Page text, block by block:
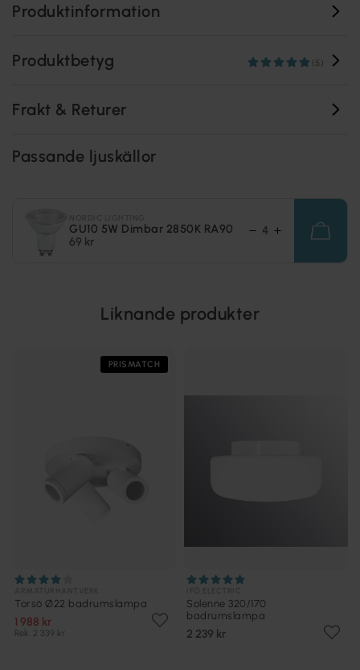
Produktinformation
Produktbetyg (5)
Frakt & Returer
Passande ljuskällor
GU10 5W Dimbar 2850K RA90
69 kr
Liknande produkter
PRISMATCH
Torsö Ø22 badrumslampa
1 988 kr
Rek. 2 339 kr
Solenne 320/170
badrumslampa
2 239 kr